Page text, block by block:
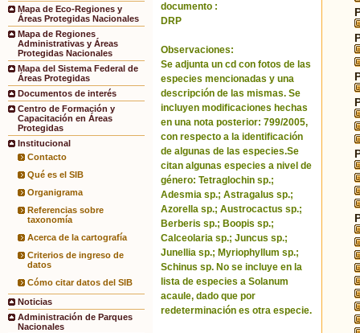
Mapa de Eco-Regiones y
Áreas Protegidas Nacionales
Mapa de Regiones
Administrativas y Áreas
Protegidas Nacionales
Mapa del Sistema Federal de
Áreas Protegidas
Documentos de interés
Centro de Formación y
Capacitación en Áreas
Protegidas
Institucional
Contacto
Qué es el SIB
Organigrama
Referencias sobre
taxonomía
Acerca de la cartografía
Criterios de ingreso de
datos
Cómo citar datos del SIB
Noticias
Administración de Parques
Nacionales
documento :
DRP
Observaciones:
Se adjunta un cd con fotos de las
especies mencionadas y una
descripción de las mismas. Se
incluyen modificaciones hechas
en una nota posterior: 799/2005,
con respecto a la identificación
de algunas de las especies.Se
citan algunas especies a nivel de
género: Tetraglochin sp.;
Adesmia sp.; Astragalus sp.;
Azorella sp.; Austrocactus sp.;
Berberis sp.; Boopis sp.;
Calceolaria sp.; Juncus sp.;
Junellia sp.; Myriophyllum sp.;
Schinus sp. No se incluye en la
lista de especies a Solanum
acaule, dado que por
redeterminación es otra especie.